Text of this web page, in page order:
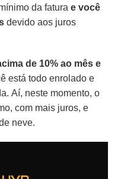
da faturae você
devido aos juros
de 10% ao mês e
está todo enrolado e
Aí, neste momento, o
com mais juros, e
neve.